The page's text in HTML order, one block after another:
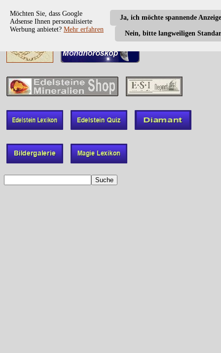
Ja, ich möchte spannende
Nein, bitte langweiligen
Möchten Sie, dass Google
Adsense Ihnen personalisierte
Werbung anbietet? Mehr erfahren